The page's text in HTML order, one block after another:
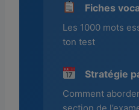
Fiches
Les 1000 mots
ton test
Stratégie
Comment